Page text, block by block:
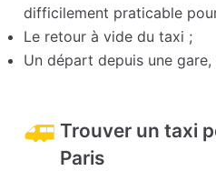
difficilement praticable
Le retour à vide du taxi ;
Un départ depuis une
Trouver un taxi
Paris